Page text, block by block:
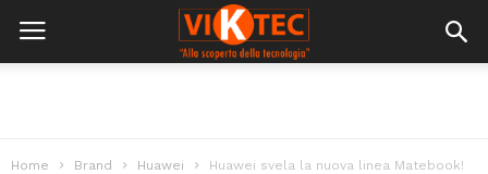
Home Brand Huawei Huawei svela la nuova linea Matebook!